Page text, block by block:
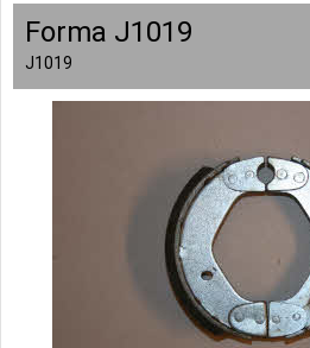
Forma J1019
J1019